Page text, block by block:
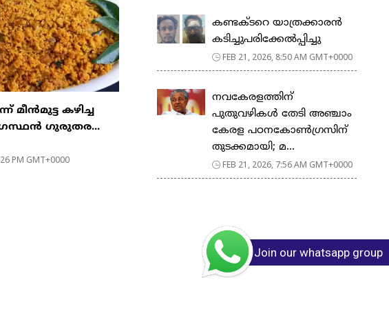
മീന്‍മുട്ട കഴിച്ച
ഗുരുതര...
PM GMT+0000
കണ്ടക്ടറെ യാത്രക്കാരൻ
കടിച്ചുപരിക്കേൽപ്പിച്ചു
FEB 21, 2026, 8:50 AM GMT+0000
നവകേരളത്തിന്
പുതുവഴികൾ തേടി അഞ്ചാം
കേരള പഠനകോൺഗ്രസിന്
തുടക്കമായി; മ...
FEB 21, 2026, 7:56 AM GMT+0000
Join our whatsapp group